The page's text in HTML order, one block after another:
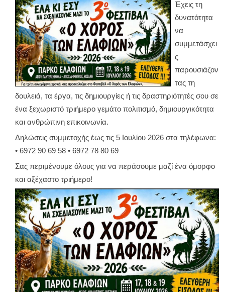
Έχεις τη
δυνατότητα
να
συμμετάσχει
ς
παρουσιάζον
τας τη
δουλειά, τα έργα, τις δημιουργίες ή τις δραστηριότητές σου σε
ένα ξεχωριστό τριήμερο γεμάτο πολιτισμό, δημιουργικότητα
και ανθρώπινη επικοινωνία.
Δηλώσεις συμμετοχής έως τις 5 Ιουλίου 2026 στα τηλέφωνα:
• 6972 90 69 58 • 6972 78 80 69
Σας περιμένουμε όλους για να περάσουμε μαζί ένα όμορφο
και αξέχαστο τριήμερο!